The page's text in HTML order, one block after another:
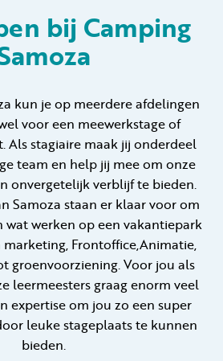
283
bij Camping
kun je op meerdere afdelingen
voor een meewerkstage of
Als stagiaire maak jij onderdeel
team en help jij mee om onze
onvergetelijk verblijf te bieden.
Samoza staan er klaar voor om
wat werken op een vakantiepark
Frontoffice,Animatie,
groenvoorziening. Voor jou als
leermeesters graag enorm veel
expertise om jou zo een super
leuke stageplaats te kunnen
bieden.